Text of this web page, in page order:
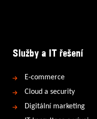
Služby a IT řešení
E-commerce
Cloud a security
Digitální marketing